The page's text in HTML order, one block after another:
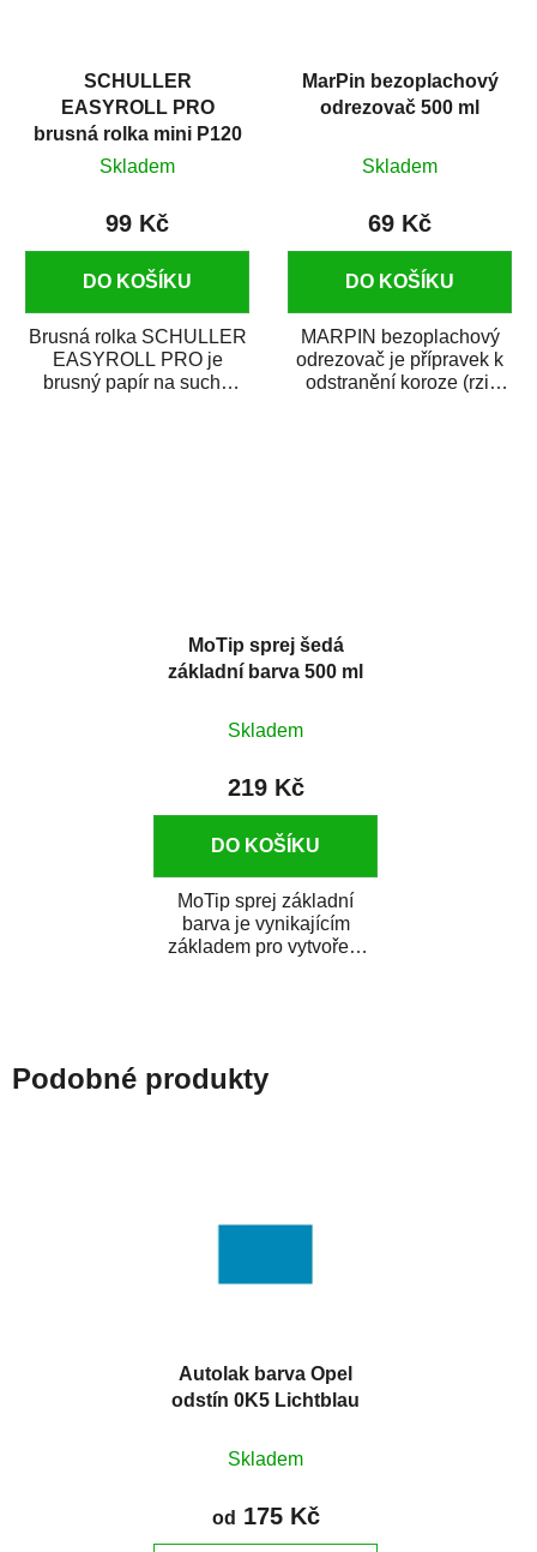
SCHULLER
EASYROLL PRO
brusná rolka mini P120
Skladem
99 Kč
DO KOŠÍKU
Brusná rolka SCHULLER
EASYROLL PRO je
brusný papír na suché
MarPin bezoplachový
odrezovač 500 ml
Skladem
69 Kč
DO KOŠÍKU
MARPIN bezoplachový
odrezovač je přípravek k
odstranění koroze (rzi)
MoTip sprej šedá
základní barva 500 ml
Skladem
219 Kč
DO KOŠÍKU
MoTip sprej základní
barva je vynikajícím
základem pro vytvoření
Podobné produkty
Autolak barva Opel
odstín 0K5 Lichtblau
Skladem
od 175 Kč